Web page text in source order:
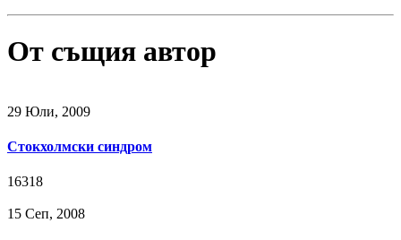
От същия автор
29 Юли, 2009
Стокхолмски синдром
16318
15 Сeп, 2008